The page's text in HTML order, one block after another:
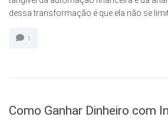
dessa transformação é que ela não se
1
Como Ganhar Dinheiro com